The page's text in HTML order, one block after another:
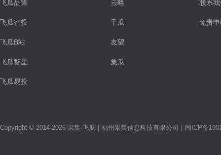
飞瓜品策
飞瓜智投
飞瓜B站
飞瓜智星
飞瓜易投
云略
千瓜
友望
集瓜
联系
免责
Copyright © 2014-2026 果集·飞瓜 福州果集信息科技有限公司 闽ICP备